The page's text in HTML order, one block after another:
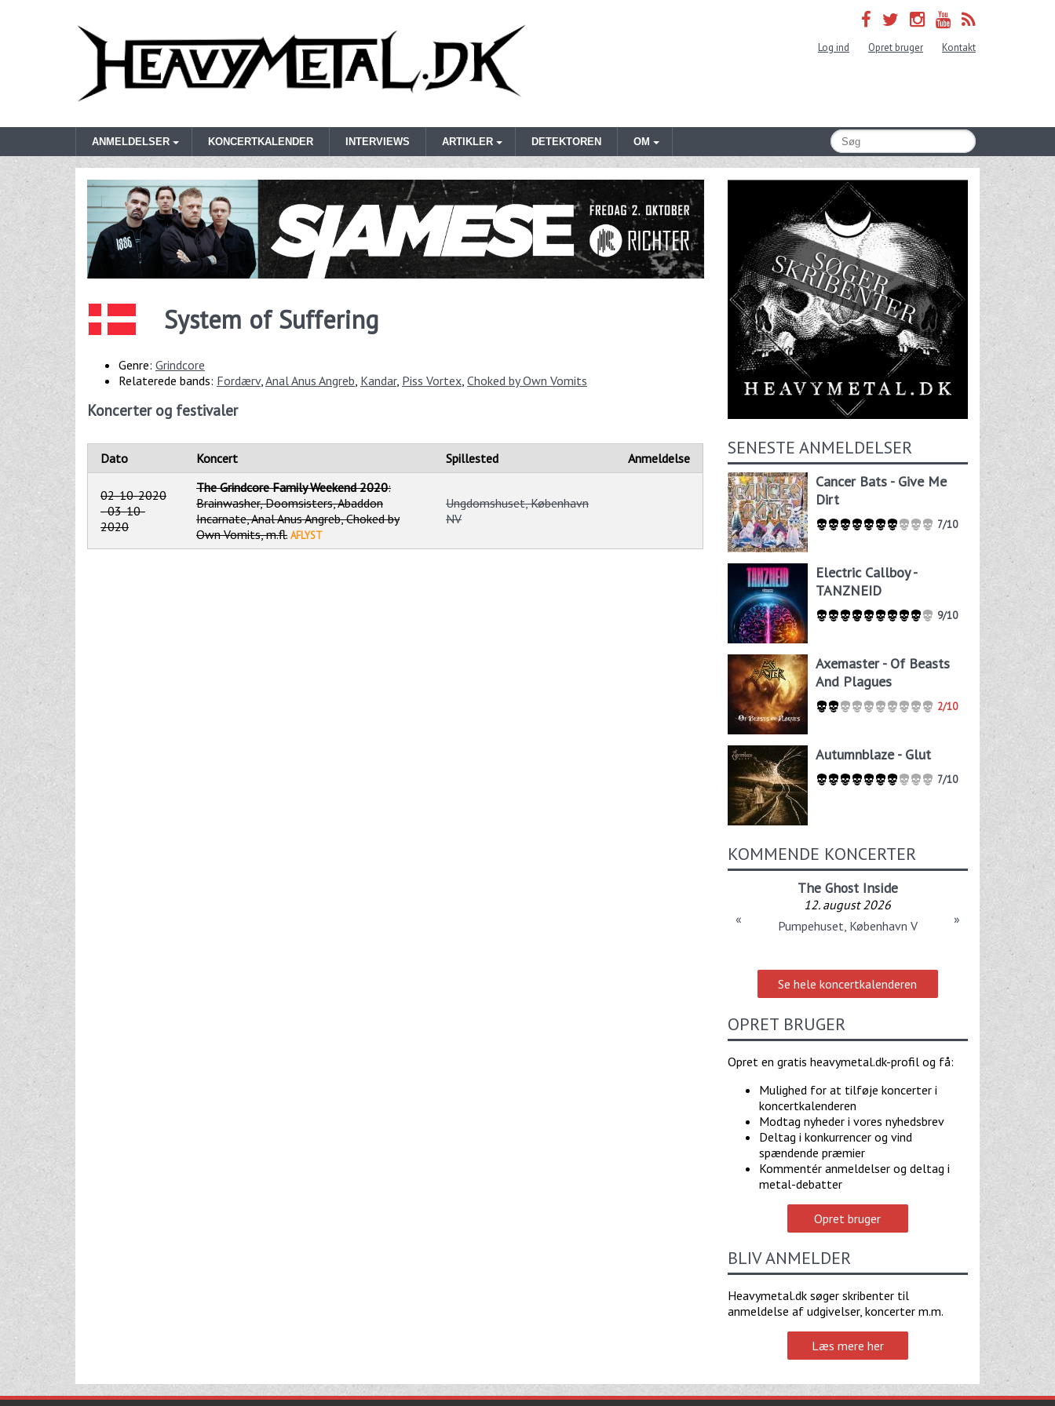
Log ind Opret bruger Kontakt
ANMELDELSER KONCERTKALENDER INTERVIEWS ARTIKLER DETEKTOREN OM
System of Suffering
Genre: Grindcore
Relaterede bands: Fordærv,Anal Anus Angreb, Kandar, Piss Vortex, Choked by Own Vomits
Koncerter og festivaler
Dato Koncert Spillested Anmeldelse
02-10-2020
-03-10-
2020
The Grindcore Family Weekend 2020:
Brainwasher, Doomsisters, Abaddon
Incarnate, Anal Anus Angreb, Choked by
Own Vomits, m.fl. AFLYST
Ungdomshuset, København
NV
SENESTE ANMELDELSER
Cancer Bats - Give Me
Dirt
7/10
Electric Callboy -
TANZNEID
9/10
Axemaster - Of Beasts
And Plagues
2/10
Autumnblaze - Glut
7/10
KOMMENDE KONCERTER
The Ghost Inside
12. august 2026
Pumpehuset, København V
« »
Se hele koncertkalenderen
OPRET BRUGER
Opret en gratis heavymetal.dk-profil og få:
Mulighed for at tilføje koncerter i
koncertkalenderen
Modtag nyheder i vores nyhedsbrev
Deltag i konkurrencer og vind
spændende præmier
Kommentér anmeldelser og deltag i
metal-debatter
Opret bruger
BLIV ANMELDER
Heavymetal.dk søger skribenter til
anmeldelse af udgivelser, koncerter m.m.
Læs mere her